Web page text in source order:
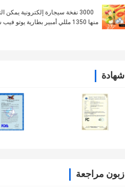
3000 نفخة سيجارة إلكترونية يمكن
منها 1350 مللي أمبير بطارية يوتو
شهادة
زبون مراجعة